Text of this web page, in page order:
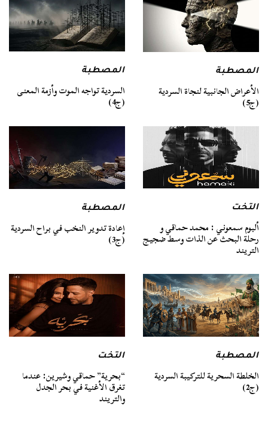
المصطبة
الأعراض الجانبية لنجاة السردية
(ج5)
المصطبة
السردية تواجه الموت وأزمة المعنى
(ج4)
التخت
ألبوم سمعوني : محمد حماقي و
رحلة البحث عن الذات وسط ضجيج
التريند
المصطبة
إعادة تدوير النخب في براح السردية
(ج3)
المصطبة
الخلطة السحرية للتركيبة السردية
(ج2)
التخت
“بحرية” حماقي وشيرين: عندما
تغرق الأغنية في بحر الجدل
والتريند